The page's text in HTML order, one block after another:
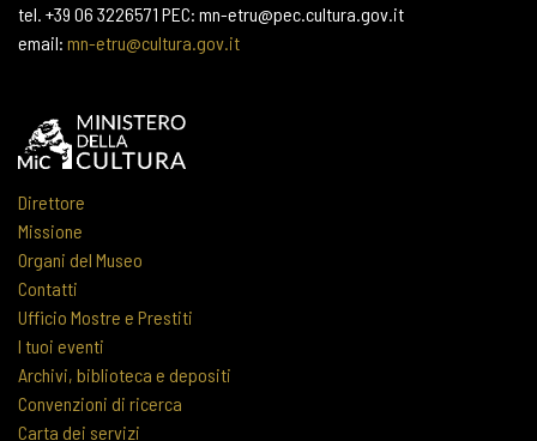
tel. +39 06 3226571 PEC: mn-etru@pec.cultura.gov.it
email: mn-etru@cultura.gov.it
Direttore
Missione
Organi del Museo
Contatti
Ufficio Mostre e Prestiti
I tuoi eventi
Archivi, biblioteca e depositi
Convenzioni di ricerca
Carta dei servizi